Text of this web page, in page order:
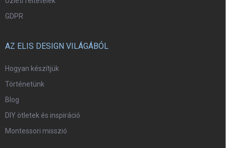
GDPR
AZ ELIS DESIGN VILÁGÁBÓL
Hogyan készítjük
Történetünk
Blog
DIY ötletek és inspiráció
Montessori misszió